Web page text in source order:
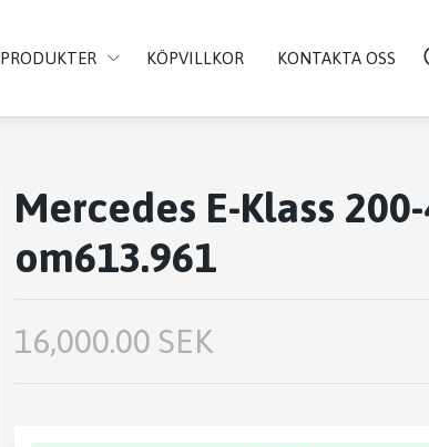
PRODUKTER KÖPVILLKOR KONTAKTA OSS
Mercedes E-Klass
om613.961
16,000.00 SEK